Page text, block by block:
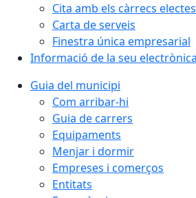
Cita amb els càrrecs electes
Carta de serveis
Finestra única empresarial
Informació de la seu electrònica
Guia del municipi
Com arribar-hi
Guia de carrers
Equipaments
Menjar i dormir
Empreses i comerços
Entitats